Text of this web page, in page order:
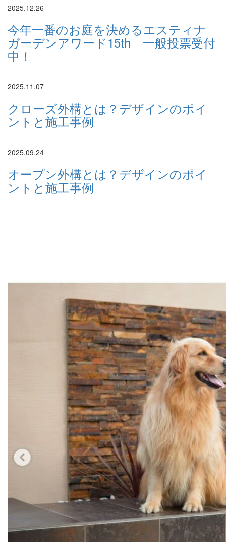
2025.12.26
今年一番のお庭を決めるエスティナ
ガーデンアワード15th 一般投票受付
中！
2025.11.07
クローズ外構とは？デザインのポイ
ントと施工事例
2025.09.24
オープン外構とは？デザインのポイ
ントと施工事例